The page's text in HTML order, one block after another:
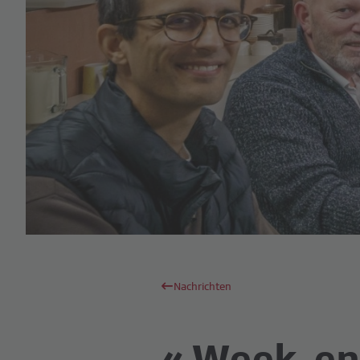
Nachrichten